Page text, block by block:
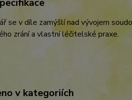
se v díle zamýšlí nad vývojem
zrání a vlastní léčitelské praxe.
v kategoriích